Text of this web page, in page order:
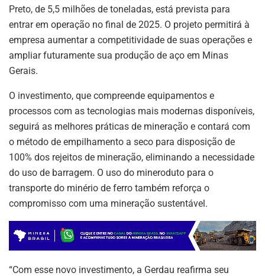
Preto, de 5,5 milhões de toneladas, está prevista para
entrar em operação no final de 2025. O projeto permitirá à
empresa aumentar a competitividade de suas operações e
ampliar futuramente sua produção de aço em Minas
Gerais.
O investimento, que compreende equipamentos e
processos com as tecnologias mais modernas disponíveis,
seguirá as melhores práticas de mineração e contará com
o método de empilhamento a seco para disposição de
100% dos rejeitos de mineração, eliminando a necessidade
do uso de barragem. O uso do mineroduto para o
transporte do minério de ferro também reforça o
compromisso com uma mineração sustentável.
“Com esse novo investimento, a Gerdau reafirma seu